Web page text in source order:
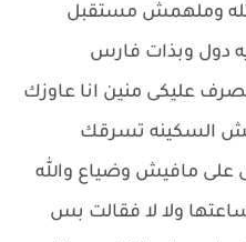
وملهمش مستقبل
دول وبذات فارس
عليكى منين انا عاوزك
السكينه تسرقك
مافيش وضياع والله
ولا لا فقالت بس